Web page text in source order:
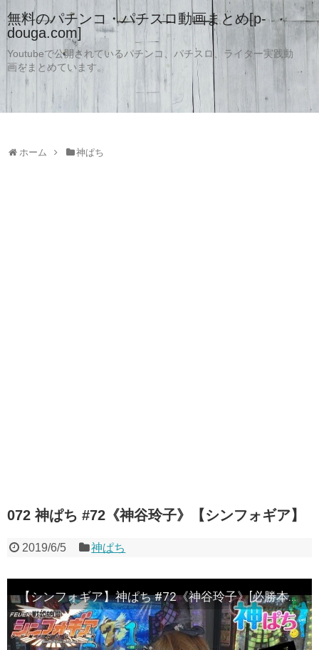
無料のパチンコ・パチスロ動画まとめ[p-
douga.com]
Youtubeで公開されているパチンコ、パチスロ、ライター実践動
画をまとめています。
ホーム 神ぱち
072 神ぱち #72《神谷玲子》【シンフォギア】
2019/6/5 神ぱち
【シンフォギア】神ぱち #72《神谷玲子》[必勝本WEB-TV][パチンコ]